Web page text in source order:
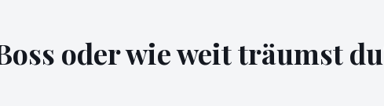
oder wie weit träumst